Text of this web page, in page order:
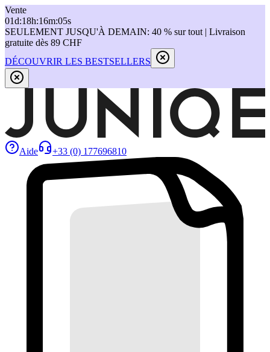
Vente
01d:18h:16m:05s
SEULEMENT JUSQU'À DEMAIN: 40 % sur tout | Livraison
gratuite dès 89 CHF
DÉCOUVRIR LES BESTSELLERS
Aide +33 (0) 177696810